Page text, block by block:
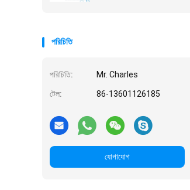
পরিচিতি
পরিচিতি: Mr. Charles
টেল: 86-13601126185
যোগাযোগ